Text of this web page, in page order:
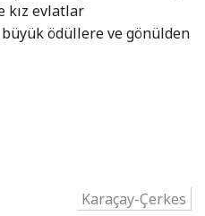
kız evlatlar
ödüllere ve gönülden
Karaçay-Çerkes